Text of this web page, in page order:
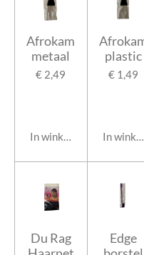
Afrokam
metaal
€ 2,49
In winkelwagen
plastic
€ 1,49
In
Du Rag
Edge